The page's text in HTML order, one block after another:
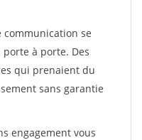
se
à porte. Des
qui prenaient du
sans garantie
engagement vous